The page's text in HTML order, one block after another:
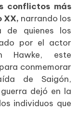
conflictos más
XX, narrando los
de quienes los
por el actor
Hawke, este
conmemorar
de Saigón,
dejó en la
individuos que